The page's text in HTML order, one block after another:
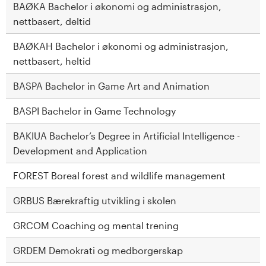
BAØKA Bachelor i økonomi og administrasjon,
nettbasert, deltid
BAØKAH Bachelor i økonomi og administrasjon,
nettbasert, heltid
BASPA Bachelor in Game Art and Animation
BASPI Bachelor in Game Technology
BAKIUA Bachelor’s Degree in Artificial Intelligence -
Development and Application
FOREST Boreal forest and wildlife management
GRBUS Bærekraftig utvikling i skolen
GRCOM Coaching og mental trening
GRDEM Demokrati og medborgerskap